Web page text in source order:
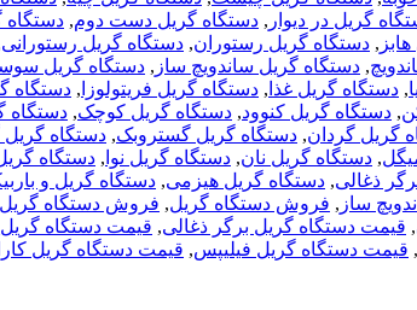
گریل در دیوار , دستگاه گریل دست دوم, دستگاه
, دستگاه گریل رستوران, دستگاه گریل رستورانی
, دستگاه گریل ساندویچ ساز , دستگاه گریل
, دستگاه گریل غذا , دستگاه گریل فریتولوزا , دستگاه
, دستگاه گریل کنوود, دستگاه گریل کوچک, دستگاه
گریل گردان, دستگاه گریل گستروبک, دستگاه
, دستگاه گریل نان, دستگاه گریل نوا , دستگاه
ذغالی, دستگاه گریل هیزمی, دستگاه گریل و
ساز , فروش دستگاه گریل, فروش دستگاه
, قیمت دستگاه گریل برگر ذغالی, قیمت دستگاه
, قیمت دستگاه گریل فیلیپس, قیمت دستگاه گریل